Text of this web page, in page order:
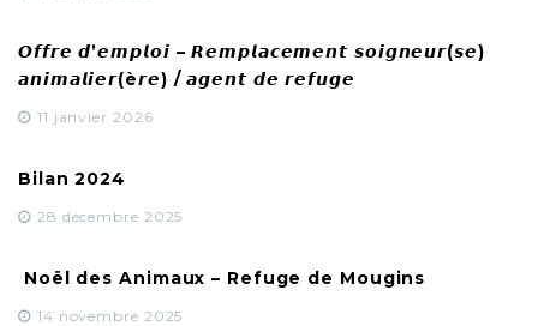
𝙊𝙛𝙛𝙧𝙚 𝙙’𝙚𝙢𝙥𝙡𝙤𝙞 – 𝙍𝙚𝙢𝙥𝙡𝙖𝙘𝙚𝙢𝙚𝙣𝙩 𝙨𝙤𝙞𝙜𝙣𝙚𝙪𝙧(𝙨𝙚)
𝙖𝙣𝙞𝙢𝙖𝙡𝙞𝙚𝙧(è𝙧𝙚) / 𝙖𝙜𝙚𝙣𝙩 𝙙𝙚 𝙧𝙚𝙛𝙪𝙜𝙚
11 janvier 2026
Bilan 2024
28 décembre 2025
Noël des Animaux – Refuge de Mougins
14 novembre 2025